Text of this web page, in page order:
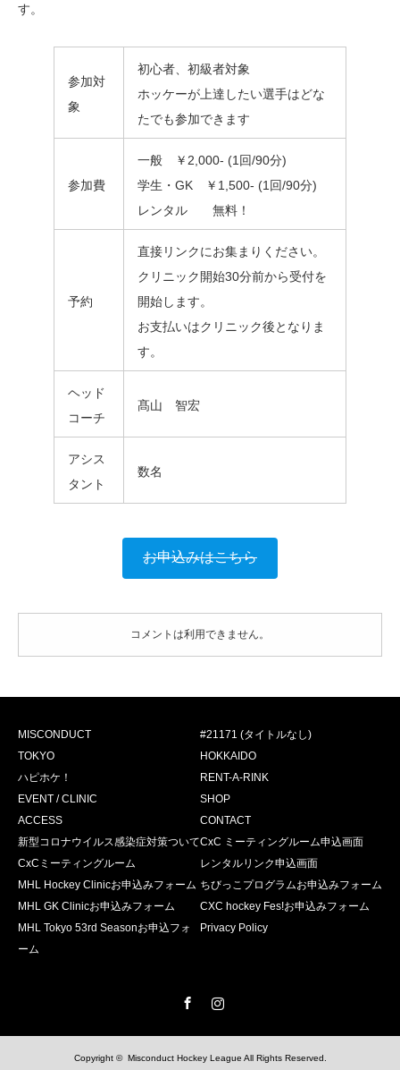
す。
参加対
象
初心者、初級者対象
ホッケーが上達したい選手はどな
たでも参加できます
参加費
一般 ￥2,000- (1回/90分)
学生・GK ￥1,500- (1回/90分)
レンタル 無料！
予約
直接リンクにお集まりください。
クリニック開始30分前から受付を
開始します。
お支払いはクリニック後となりま
す。
ヘッド
コーチ
髙山 智宏
アシス
タント
数名
お申込みはこちら
コメントは利用できません。
MISCONDUCT
#21171 (タイトルなし)
TOKYO
HOKKAIDO
ハピホケ！
RENT-A-RINK
EVENT / CLINIC
SHOP
ACCESS
CONTACT
新型コロナウイルス感染症対策ついてCxC ミーティングルーム申込画面
CxCミーティングルーム
レンタルリンク申込画面
MHL Hockey Clinicお申込みフォーム ちびっこプログラムお申込みフォーム
MHL GK Clinicお申込みフォーム
CXC hockey Fes!お申込みフォーム
MHL Tokyo 53rd Seasonお申込フォ
ーム
Privacy Policy
Copyright © Misconduct Hockey League All Rights Reserved.